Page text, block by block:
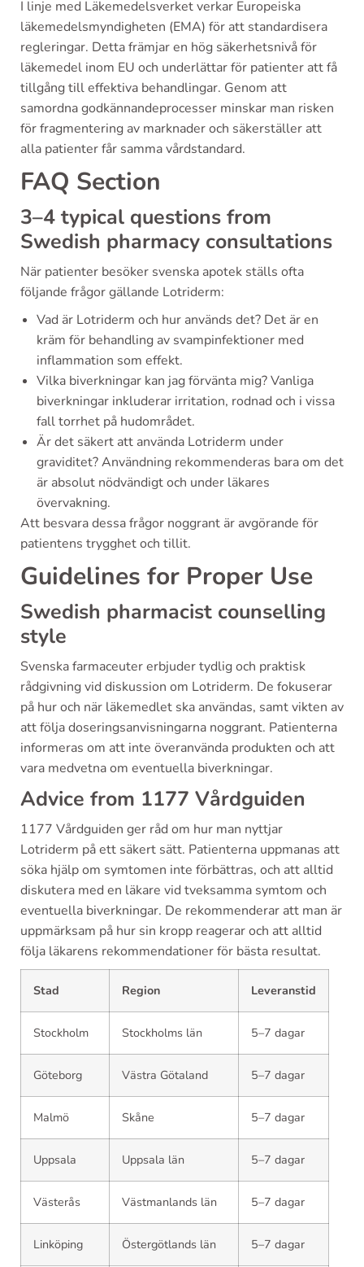
I linje med Läkemedelsverket verkar Europeiska
läkemedelsmyndigheten (EMA) för att standardisera
regleringar. Detta främjar en hög säkerhetsnivå för
läkemedel inom EU och underlättar för patienter att få
tillgång till effektiva behandlingar. Genom att
samordna godkännandeprocesser minskar man risken
för fragmentering av marknader och säkerställer att
alla patienter får samma vårdstandard.
FAQ Section
3–4 typical questions from
Swedish pharmacy consultations
När patienter besöker svenska apotek ställs ofta
följande frågor gällande Lotriderm:
Vad är Lotriderm och hur används det? Det är en
kräm för behandling av svampinfektioner med
inflammation som effekt.
Vilka biverkningar kan jag förvänta mig? Vanliga
biverkningar inkluderar irritation, rodnad och i vissa
fall torrhet på hudområdet.
Är det säkert att använda Lotriderm under
graviditet? Användning rekommenderas bara om det
är absolut nödvändigt och under läkares
övervakning.
Att besvara dessa frågor noggrant är avgörande för
patientens trygghet och tillit.
Guidelines for Proper Use
Swedish pharmacist counselling
style
Svenska farmaceuter erbjuder tydlig och praktisk
rådgivning vid diskussion om Lotriderm. De fokuserar
på hur och när läkemedlet ska användas, samt vikten av
att följa doseringsanvisningarna noggrant. Patienterna
informeras om att inte överanvända produkten och att
vara medvetna om eventuella biverkningar.
Advice from 1177 Vårdguiden
1177 Vårdguiden ger råd om hur man nyttjar
Lotriderm på ett säkert sätt. Patienterna uppmanas att
söka hjälp om symtomen inte förbättras, och att alltid
diskutera med en läkare vid tveksamma symtom och
eventuella biverkningar. De rekommenderar att man är
uppmärksam på hur sin kropp reagerar och att alltid
följa läkarens rekommendationer för bästa resultat.
Stad Region Leveranstid
Stockholm Stockholms län 5–7 dagar
Göteborg Västra Götaland 5–7 dagar
Malmö Skåne 5–7 dagar
Uppsala Uppsala län 5–7 dagar
Västerås Västmanlands län 5–7 dagar
Linköping Östergötlands län 5–7 dagar